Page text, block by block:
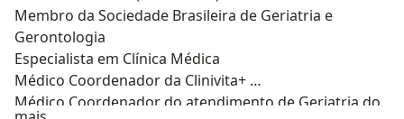
Membro da Sociedade Brasileira de Geriatria e
Gerontologia
Especialista em Clínica Médica
Médico Coordenador da Clinivita+
Médico Coordenador do atendimento de Geriatria do